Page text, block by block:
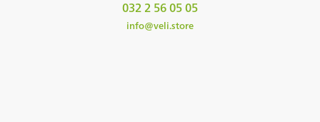
032 2 56 05 05
info@veli.store